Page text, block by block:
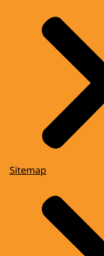
Sitemap